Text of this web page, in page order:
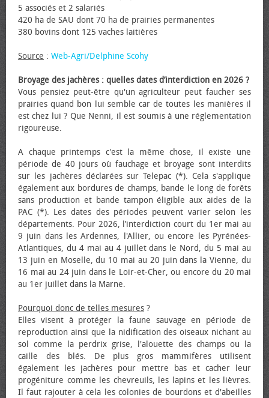
5 associés et 2 salariés
420 ha de SAU dont 70 ha de prairies permanentes
380 bovins dont 125 vaches laitières
Source : Web-Agri/Delphine Scohy
Broyage des jachères : quelles dates d’interdiction en 2026 ?
Vous pensiez peut-être qu'un agriculteur peut faucher ses
prairies quand bon lui semble car de toutes les manières il
est chez lui ? Que Nenni, il est soumis à une réglementation
rigoureuse.
A chaque printemps c'est la même chose, il existe une
période de 40 jours où fauchage et broyage sont interdits
sur les jachères déclarées sur Telepac (*). Cela s'applique
également aux bordures de champs, bande le long de forêts
sans production et bande tampon éligible aux aides de la
PAC (*). Les dates des périodes peuvent varier selon les
départements. Pour 2026, l’interdiction court du 1er mai au
9 juin dans les Ardennes, l'Allier, ou encore les Pyrénées-
Atlantiques, du 4 mai au 4 juillet dans le Nord, du 5 mai au
13 juin en Moselle, du 10 mai au 20 juin dans la Vienne, du
16 mai au 24 juin dans le Loir-et-Cher, ou encore du 20 mai
au 1er juillet dans la Marne.
Pourquoi donc de telles mesures ?
Elles visent à protéger la faune sauvage en période de
reproduction ainsi que la nidification des oiseaux nichant au
sol comme la perdrix grise, l'alouette des champs ou la
caille des blés. De plus gros mammifères utilisent
également les jachères pour mettre bas et cacher leur
progéniture comme les chevreuils, les lapins et les lièvres.
Il faut rajouter à cela les colonies de bourdons et d'abeilles